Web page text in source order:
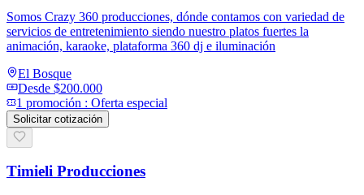
Somos Crazy 360 producciones, dónde contamos con variedad de
servicios de entretenimiento siendo nuestro platos fuertes la
animación, karaoke, plataforma 360 dj e iluminación
El Bosque
Desde $200.000
1 promoción : Oferta especial
Solicitar cotización
Timieli Producciones